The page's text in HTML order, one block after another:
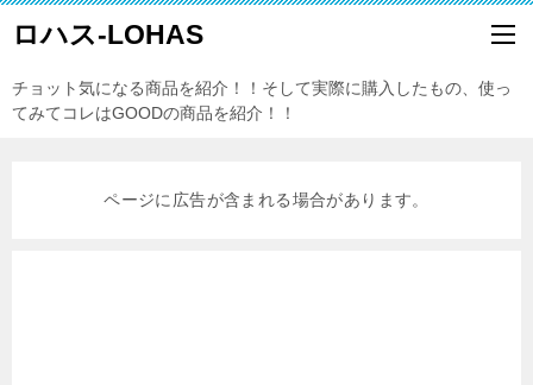
ロハス-LOHAS
チョット気になる商品を紹介！！そして実際に購入したもの、使っ
てみてコレはGOODの商品を紹介！！
ページに広告が含まれる場合があります。